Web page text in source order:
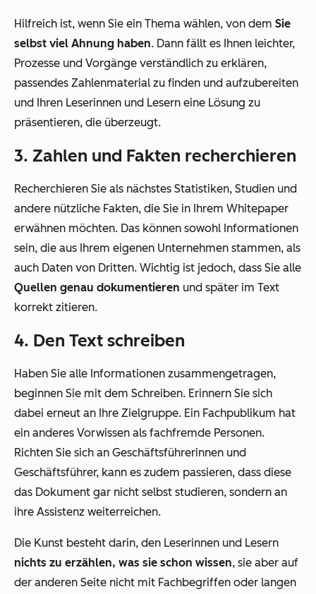
Hilfreich ist, wenn Sie ein Thema wählen, von dem Sie
selbst viel Ahnung haben. Dann fällt es Ihnen leichter,
Prozesse und Vorgänge verständlich zu erklären,
passendes Zahlenmaterial zu finden und aufzubereiten
und Ihren Leserinnen und Lesern eine Lösung zu
präsentieren, die überzeugt.
3. Zahlen und Fakten recherchieren
Recherchieren Sie als nächstes Statistiken, Studien und
andere nützliche Fakten, die Sie in Ihrem Whitepaper
erwähnen möchten. Das können sowohl Informationen
sein, die aus Ihrem eigenen Unternehmen stammen, als
auch Daten von Dritten. Wichtig ist jedoch, dass Sie alle
Quellen genau dokumentieren und später im Text
korrekt zitieren.
4. Den Text schreiben
Haben Sie alle Informationen zusammengetragen,
beginnen Sie mit dem Schreiben. Erinnern Sie sich
dabei erneut an Ihre Zielgruppe. Ein Fachpublikum hat
ein anderes Vorwissen als fachfremde Personen.
Richten Sie sich an Geschäftsführerinnen und
Geschäftsführer, kann es zudem passieren, dass diese
das Dokument gar nicht selbst studieren, sondern an
ihre Assistenz weiterreichen.
Die Kunst besteht darin, den Leserinnen und Lesern
nichts zu erzählen, was sie schon wissen, sie aber auf
der anderen Seite nicht mit Fachbegriffen oder langen